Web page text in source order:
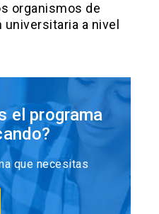
organismos de
a nivel
el programa
que necesitas